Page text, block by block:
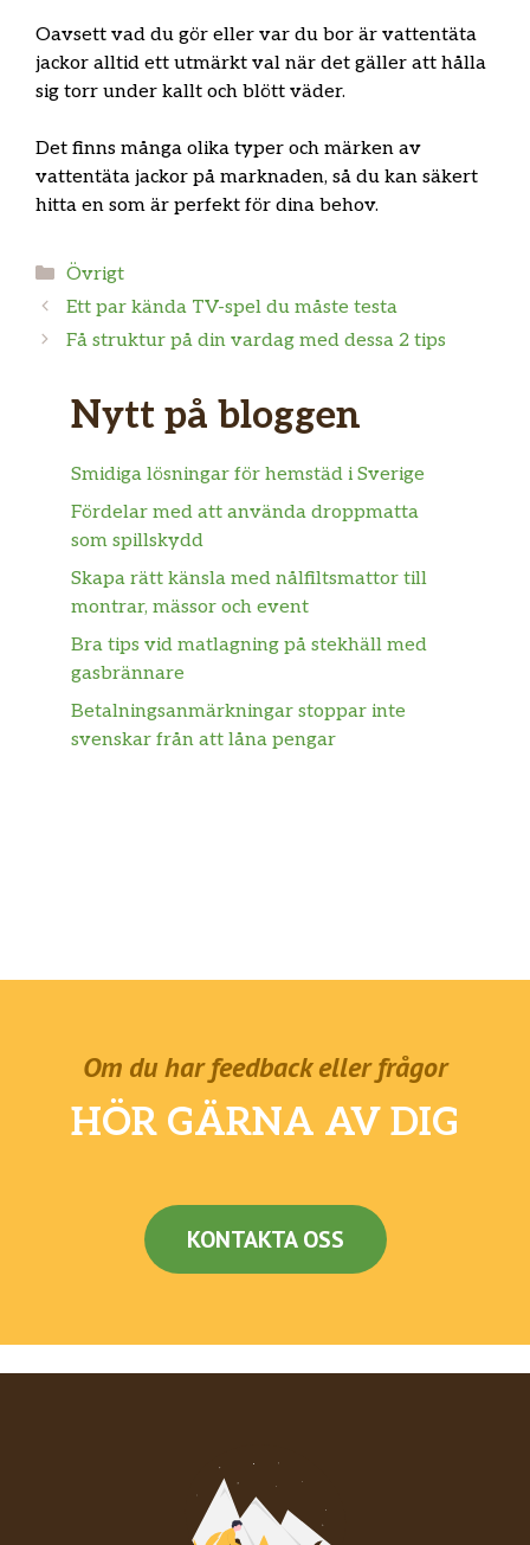
Oavsett vad du gör eller var du bor är vattentäta
jackor alltid ett utmärkt val när det gäller att hålla
sig torr under kallt och blött väder.
Det finns många olika typer och märken av
vattentäta jackor på marknaden, så du kan säkert
hitta en som är perfekt för dina behov.
Kategorier
Övrigt
Ett par kända TV-spel du måste testa
Få struktur på din vardag med dessa 2 tips
Nytt på bloggen
Smidiga lösningar för hemstäd i Sverige
Fördelar med att använda droppmatta
som spillskydd
Skapa rätt känsla med nålfiltsmattor till
montrar, mässor och event
Bra tips vid matlagning på stekhäll med
gasbrännare
Betalningsanmärkningar stoppar inte
svenskar från att låna pengar
Om du har feedback eller frågor
HÖR GÄRNA AV DIG
KONTAKTA OSS